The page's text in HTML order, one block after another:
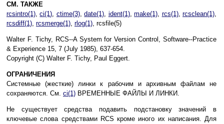
СМ. ТАКЖЕ
rcsintro(1),ci(1), ctime(3),date(1), ident(1),make(1), rcs(1),rcsclean(1),
rcsdiff(1), rcsmerge(1), rlog(1), rcsfile(5)
Walter F. Tichy, RCS--A System for Version Control, Software--Practice
& Experience 15, 7 (July 1985), 637-654.
Copyright (C) Walter F. Tichy, Paul Eggert.
ОГРАНИЧЕНИЯ
Системные (жесткие) линки к рабочим и архивным файлам не
сохраняются. См. ci(1) ВРЕМЕННЫЕ ФАЙЛЫ И ЛИНКИ.
Не существует средства подавить подстановку значений в
ключевые слова средствами RCS кроме иного их написания. Для